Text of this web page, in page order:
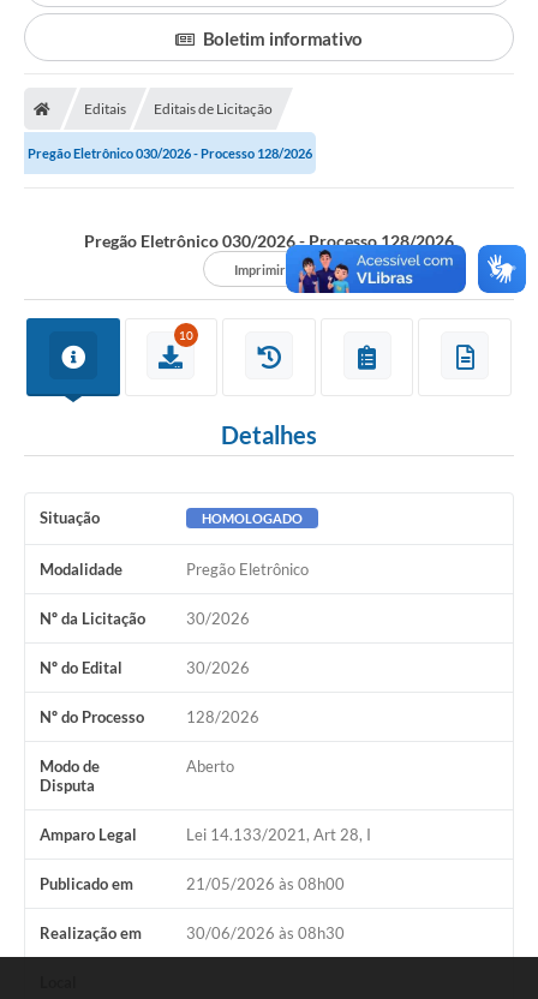
Boletim informativo
Editais Editais de Licitação
Pregão Eletrônico 030/2026 - Processo 128/2026
Pregão Eletrônico 030/2026 - Processo 128/2026
Imprimir
10
Detalhes
Situação HOMOLOGADO
Modalidade Pregão Eletrônico
Nº da Licitação 30/2026
Nº do Edital 30/2026
Nº do Processo 128/2026
Modo de
Disputa
Aberto
Amparo Legal Lei 14.133/2021, Art 28, I
Publicado em 21/05/2026 às 08h00
Realização em 30/06/2026 às 08h30